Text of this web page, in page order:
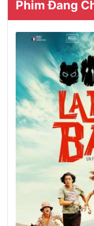
Phim Đang